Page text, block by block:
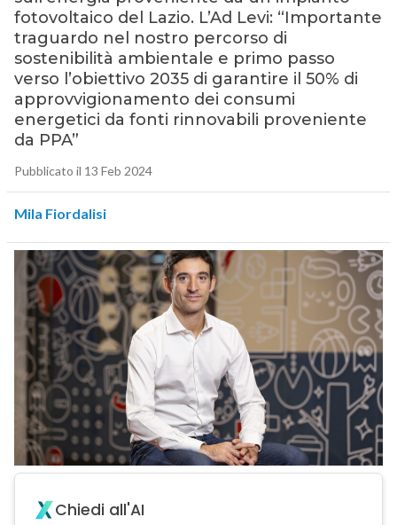
fotovoltaico del Lazio. L’Ad Levi: “Importante
traguardo nel nostro percorso di
sostenibilità ambientale e primo passo
verso l’obiettivo 2035 di garantire il 50% di
approvvigionamento dei consumi
energetici da fonti rinnovabili proveniente
da PPA”
Pubblicato il 13 Feb 2024
Mila Fiordalisi
Chiedi all'AI